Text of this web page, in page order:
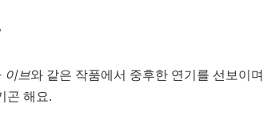
이브와 같은 작품에서 중후한 연기를 선보이며
해요.